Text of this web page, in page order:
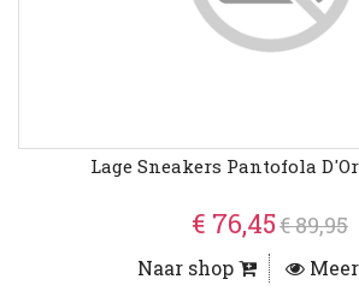
Lage Sneakers Pantofola
€ 76,45€ 89,95
Naar shop